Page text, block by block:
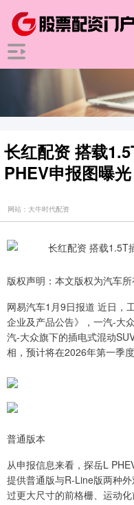
长红配资 搭载
PHEV申报图曝光
网站：大牛时代配资
版权声明：本文版权为汽车
网易汽车1月9日报道 近日，
企业及产品公告》，一汽-大
汽-大众旗下的插电式混动
相，预计将在2026年第一季度
普通版本
从申报信息来看，探岳L
提供普通版与R-Line版两种
过更大尺寸的前格栅、运动